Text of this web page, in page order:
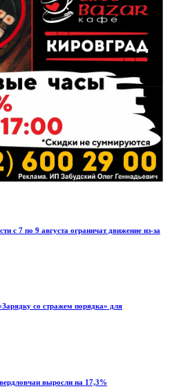
с 7 по 9 августа ограничат движение из-за
со стражем порядка» для
выросли на 17,3%